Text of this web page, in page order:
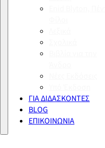
ΓΙΑ ΔΙΔΑΣΚΟΝΤΕΣ
BLOG
ΕΠΙΚΟΙΝΩΝΙΑ